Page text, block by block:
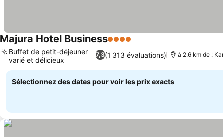
Majura Hotel Business4 Étoiles
7,3(1 313 évaluations)
Buffet de petit-déjeuner
varié et délicieux
à 2.6 km de :
Sélectionnez des dates pour voir les prix exacts